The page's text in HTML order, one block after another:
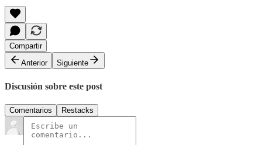
Compartir
Anterior
Siguiente
Discusión sobre este post
Comentarios Restacks